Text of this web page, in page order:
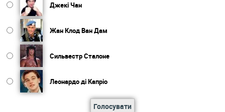
Джекі Чан
Жан Клод Ван Дам
Сильвестр Сталоне
Леонардо ді Капріо
Голосувати